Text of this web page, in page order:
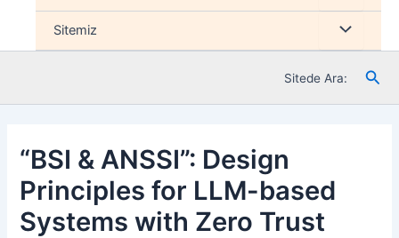
düğmesi
Sitemiz Menu
düğmesi
Sitede Ara:
“BSI & ANSSI”: Design
Principles for LLM-based
Systems with Zero Trust